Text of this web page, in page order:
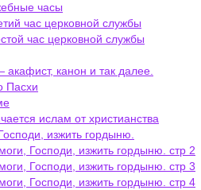
часы
час церковной службы
час церковной службы
акафист, канон и так далее.
Пасхи
ислам от христианства
изжить гордыню.
Господи, изжить гордыню. стр 2
Господи, изжить гордыню. стр 3
Господи, изжить гордыню. стр 4